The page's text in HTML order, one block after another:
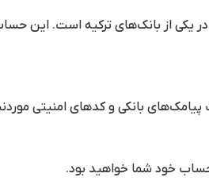
از بانک‌های ترکیه است. این حساب
خود شما خواهید بود.